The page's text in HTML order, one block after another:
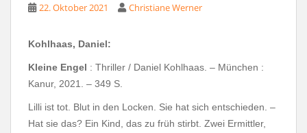
22. Oktober 2021 Christiane Werner
Kohlhaas, Daniel:
Kleine Engel : Thriller / Daniel Kohlhaas. – München :
Kanur, 2021. – 349 S.
Lilli ist tot. Blut in den Locken. Sie hat sich entschieden. –
Hat sie das? Ein Kind, das zu früh stirbt. Zwei Ermittler,